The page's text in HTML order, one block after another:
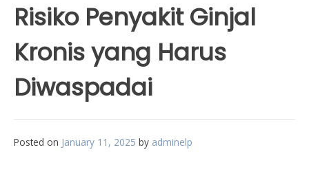
Risiko Penyakit Ginjal
Kronis yang Harus
Diwaspadai
Posted on January 11, 2025 by adminelp